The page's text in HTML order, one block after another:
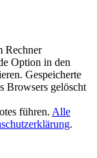
Rechner
Option in den
Gespeicherte
Browsers gelöscht
führen. Alle
.